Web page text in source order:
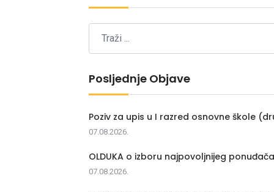
Posljednje Objave
Poziv za upis u I razred osnovne škole
07.08.2026.
OLDUKA o izboru najpovoljnijeg
07.08.2026.